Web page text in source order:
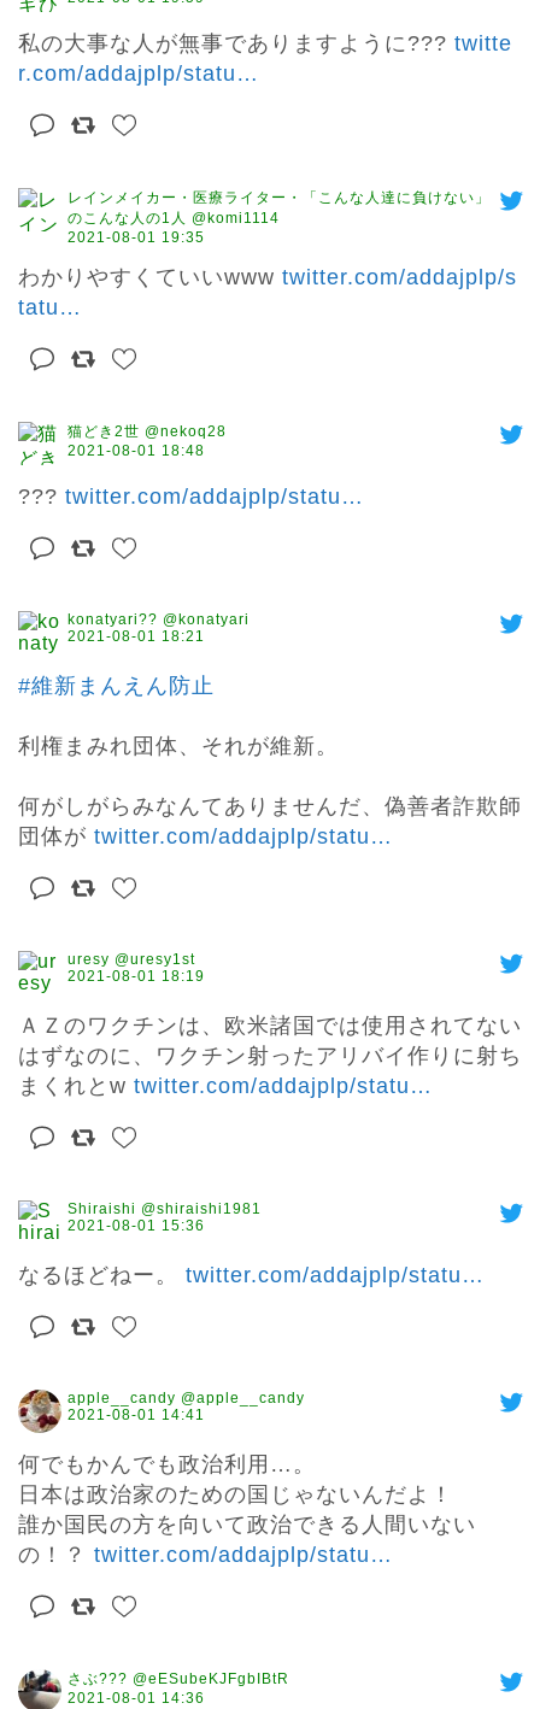
私の大事な人が無事でありますように??? twitte
r.com/addajplp/statu …
レインメイカー・医療ライター・「こんな人達に負けない」
のこんな人の1人 @komi1114
2021-08-01 19:35
わかりやすくていいwww twitter.com/addajplp/s
tatu …
猫どき2世 @nekoq28
2021-08-01 18:48
??? twitter.com/addajplp/statu …
konatyari?? @konatyari
2021-08-01 18:21
#維新まんえん防止
利権まみれ団体、それが維新。
何がしがらみなんてありませんだ、偽善者詐欺師
団体が twitter.com/addajplp/statu …
uresy @uresy1st
2021-08-01 18:19
ＡＺのワクチンは、欧米諸国では使用されてない
はずなのに、ワクチン射ったアリバイ作りに射ち
まくれとw twitter.com/addajplp/statu …
Shiraishi @shiraishi1981
2021-08-01 15:36
なるほどねー。 twitter.com/addajplp/statu …
apple__candy @apple__candy
2021-08-01 14:41
何でもかんでも政治利用…。
日本は政治家のための国じゃないんだよ！
誰か国民の方を向いて政治できる人間いない
の！？ twitter.com/addajplp/statu …
さぶ??? @eESubeKJFgbIBtR
2021-08-01 14:36